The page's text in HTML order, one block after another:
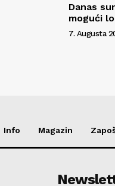
Danas
mogući
7. Augusta
Info Magazin